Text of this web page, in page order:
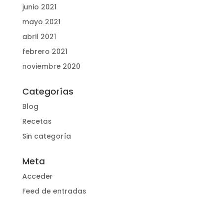
junio 2021
mayo 2021
abril 2021
febrero 2021
noviembre 2020
Categorías
Blog
Recetas
Sin categoría
Meta
Acceder
Feed de entradas